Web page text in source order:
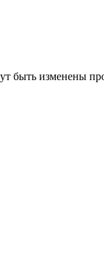
быть изменены